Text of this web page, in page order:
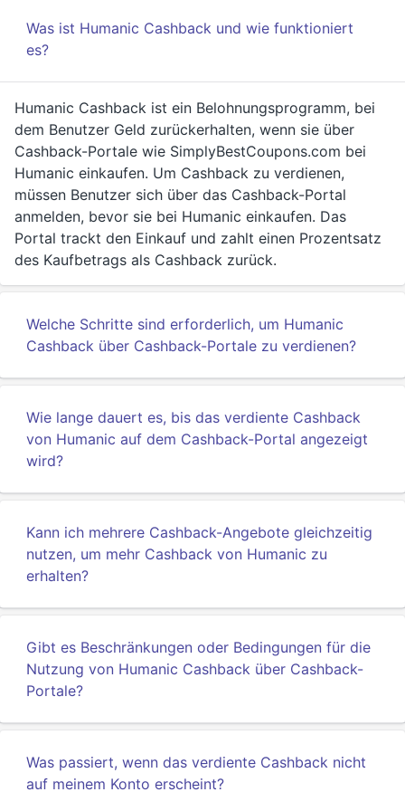
Was ist Humanic Cashback und wie funktioniert
es?
Humanic Cashback ist ein Belohnungsprogramm, bei
dem Benutzer Geld zurückerhalten, wenn sie über
Cashback-Portale wie SimplyBestCoupons.com bei
Humanic einkaufen. Um Cashback zu verdienen,
müssen Benutzer sich über das Cashback-Portal
anmelden, bevor sie bei Humanic einkaufen. Das
Portal trackt den Einkauf und zahlt einen Prozentsatz
des Kaufbetrags als Cashback zurück.
Welche Schritte sind erforderlich, um Humanic
Cashback über Cashback-Portale zu verdienen?
Wie lange dauert es, bis das verdiente Cashback
von Humanic auf dem Cashback-Portal angezeigt
wird?
Kann ich mehrere Cashback-Angebote gleichzeitig
nutzen, um mehr Cashback von Humanic zu
erhalten?
Gibt es Beschränkungen oder Bedingungen für die
Nutzung von Humanic Cashback über Cashback-
Portale?
Was passiert, wenn das verdiente Cashback nicht
auf meinem Konto erscheint?